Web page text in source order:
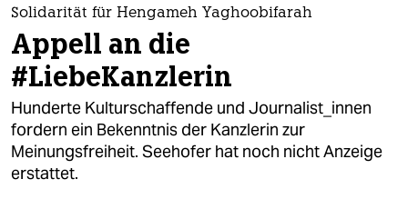
themen
politik
öko
gesellschaft
kultur
Solidarität für Hengameh Yaghoobifarah
Appell an die
#LiebeKanzlerin
Hunderte Kulturschaffende und Journalist_innen
fordern ein Bekenntnis der Kanzlerin zur
Meinungsfreiheit. Seehofer hat noch nicht Anzeige
erstattet.